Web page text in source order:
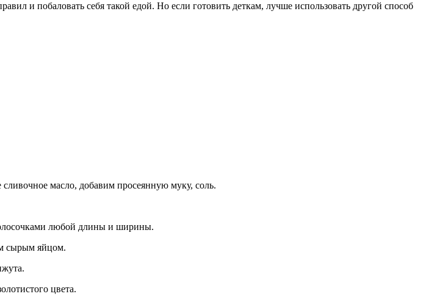
и побаловать себя такой едой. Но если готовить деткам, лучше использовать другой способ
масло, добавим просеянную муку, соль.
любой длины и ширины.
сырым яйцом.
цвета.